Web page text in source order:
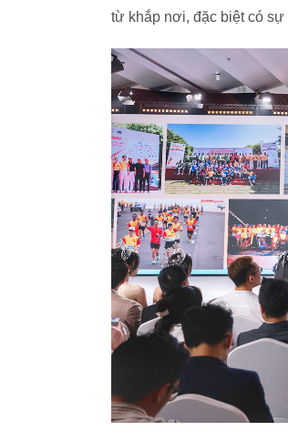
từ khắp nơi, đặc biệt có